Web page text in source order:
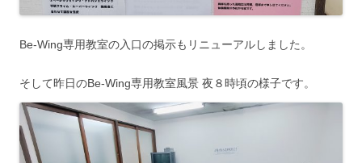
Be-Wing専用教室の入口の掲示もリニューアルしました。
そして昨日のBe-Wing専用教室風景 夜８時頃の様子です。